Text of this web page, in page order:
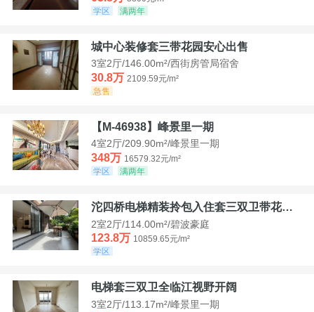
学区
满两年
城中心装修套三带花园安心出售
3室2厅/146.00m²/西街房管局宿舍
30.8万 2109.59元/m²
急售
【M-46938】峰景里一期
4室2厅/209.90m²/峰景里一期
348万 16579.32元/m²
学区
满两年
沱四桥电梯精装拎包入住套三双卫带花园40平米带车位
2室2厅/114.00m²/碧波豪庭
123.8万 10859.65元/m²
学区
电梯套三双卫全临江视野开阔
3室2厅/113.17m²/峰景里一期